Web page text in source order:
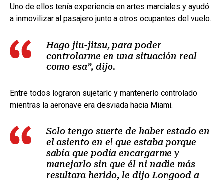
Uno de ellos tenía experiencia en artes marciales y ayudó
a inmovilizar al pasajero junto a otros ocupantes del vuelo.
Hago jiu-jitsu, para poder
controlarme en una situación real
como esa”, dijo.
Entre todos lograron sujetarlo y mantenerlo controlado
mientras la aeronave era desviada hacia Miami.
Solo tengo suerte de haber estado en
el asiento en el que estaba porque
sabía que podía encargarme y
manejarlo sin que él ni nadie más
resultara herido, le dijo Longood a